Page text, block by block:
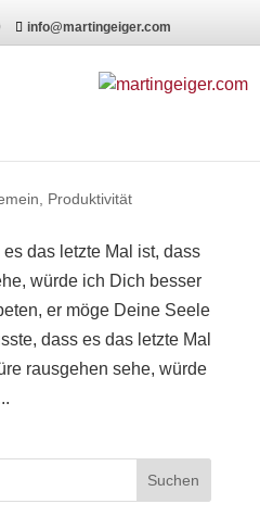
info@martingeiger.com
Produktivität
das letzte Mal ist, dass
würde ich Dich besser
er möge Deine Seele
dass es das letzte Mal
rausgehen sehe, würde